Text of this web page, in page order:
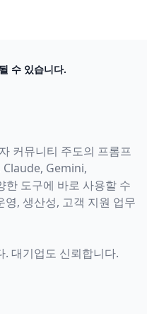
수 있습니다.
커뮤니티 주도의 프롬프
Claude, Gemini,
도구에 바로 사용할 수
, 생산성, 고객 지원 업무
대기업도 신뢰합니다.